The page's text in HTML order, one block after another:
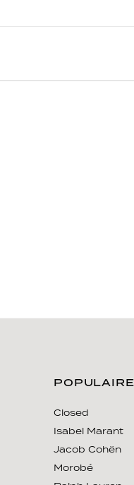
Closed
Isabel Marant
Jacob Cohën
Morobé